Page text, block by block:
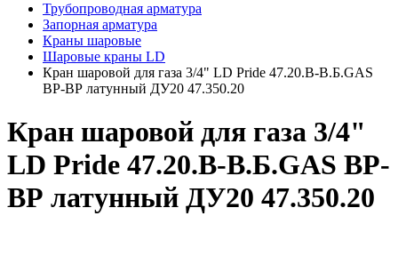
Трубопроводная арматура
Запорная арматура
Краны шаровые
Шаровые краны LD
Кран шаровой для газа 3/4" LD Pride 47.20.В-В.Б.GAS
ВР-ВР латунный ДУ20 47.350.20
Кран шаровой для газа 3/4"
LD Pride 47.20.В-В.Б.GAS ВР-
ВР латунный ДУ20 47.350.20